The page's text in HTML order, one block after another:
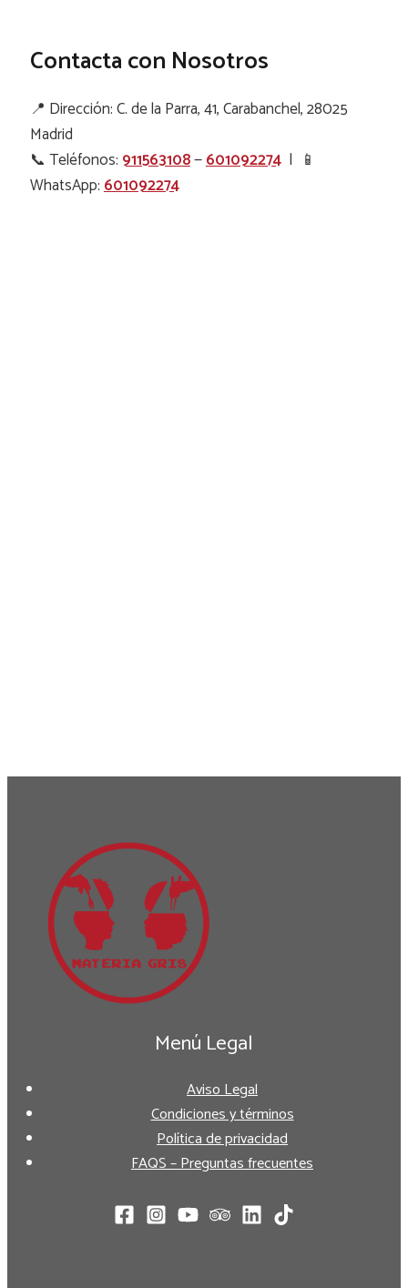
Contacta con Nosotros
📍 Dirección: C. de la Parra, 41, Carabanchel, 28025
Madrid
📞 Teléfonos:911563108—601092274| 📱
WhatsApp:601092274
Menú Legal
Aviso Legal
Condiciones y términos
Política de privacidad
FAQS – Preguntas frecuentes